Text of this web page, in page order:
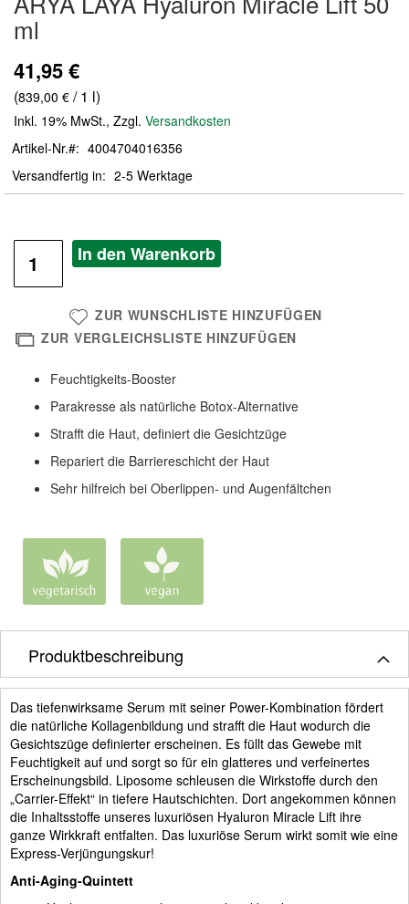
der
Bildergalerie
ml
41,95 €
(839,00 € / 1 l)
Inkl. 19% MwSt., Zzgl. Versandkosten
Artikel-Nr.
4004704016356
Versandfertig in
2-5 Werktage
In den Warenkorb
ZUR WUNSCHLISTE HINZUFÜGEN
ZUR VERGLEICHSLISTE HINZUFÜGEN
Feuchtigkeits-Booster
Parakresse als natürliche Botox-Alternative
Strafft die Haut, definiert die Gesichtzüge
Repariert die Barriereschicht der Haut
Sehr hilfreich bei Oberlippen- und Augenfältchen
Produktbeschreibung
Das tiefenwirksame Serum mit seiner Power-Kombination fördert
die natürliche Kollagenbildung und strafft die Haut wodurch die
Gesichtszüge definierter erscheinen. Es füllt das Gewebe mit
Feuchtigkeit auf und sorgt so für ein glatteres und verfeinertes
Erscheinungsbild. Liposome schleusen die Wirkstoffe durch den
„Carrier-Effekt“ in tiefere Hautschichten. Dort angekommen können
die Inhaltsstoffe unseres luxuriösen Hyaluron Miracle Lift ihre
ganze Wirkkraft entfalten. Das luxuriöse Serum wirkt somit wie eine
Express-Verjüngungskur!
Anti-Aging-Quintett